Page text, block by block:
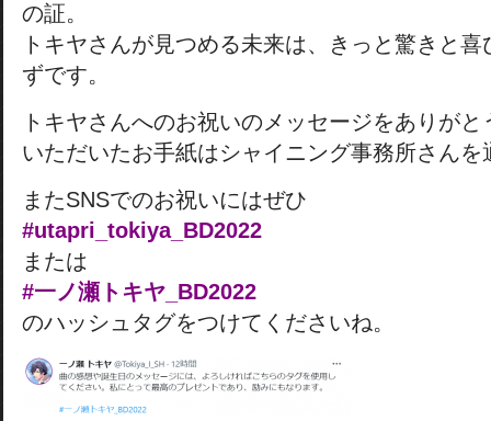
の証。
トキヤさんが見つめる未来は、きっと驚きと
ずです。
トキヤさんへのお祝いのメッセージをありが
いただいたお手紙はシャイニング事務所さん
またSNSでのお祝いにはぜひ
#utapri_tokiya_BD2022
または
#一ノ瀬トキヤ_BD2022
のハッシュタグをつけてくださいね。